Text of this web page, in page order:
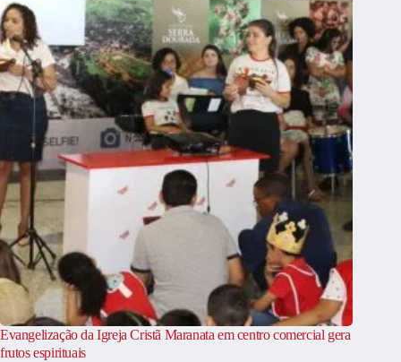
Evangelização da Igreja Cristã Maranata em centro comercial gera
frutos espirituais